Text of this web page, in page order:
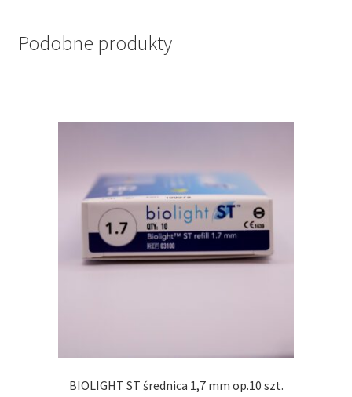
Podobne produkty
BIOLIGHT ST średnica 1,7 mm op.10 szt.